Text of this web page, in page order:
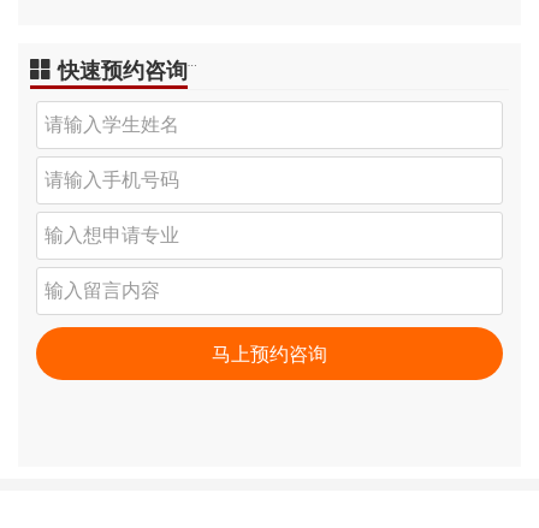
快速预约咨询